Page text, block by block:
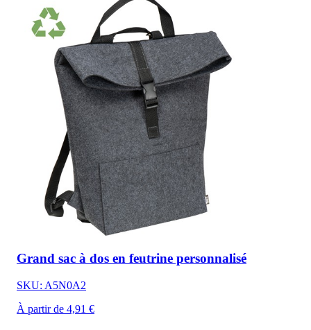
Grand sac à dos en feutrine personnalisé
SKU: A5N0A2
À partir de 4,91 €